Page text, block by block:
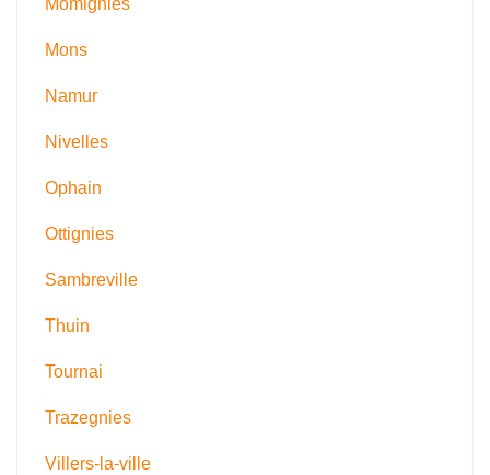
Mons
Namur
Nivelles
Ophain
Ottignies
Sambreville
Thuin
Tournai
Trazegnies
Villers-la-ville